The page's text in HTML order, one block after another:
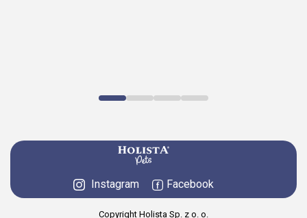
Instagram Facebook
Copyright Holista Sp. z o. o.